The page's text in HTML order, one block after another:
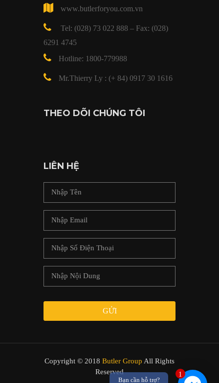
1
Bạn cần hỗ trợ?
www.butlerforyou.com.vn
Tel: (028) 73 022 888 – Fax: (028)
6291 4745
Hotline: 1800-779988
Mr.Thierry Ly : (+ 84) 0917 30 1616
THEO DÕI CHÚNG TÔI
LIÊN HỆ
GỬI
Copyright © 2018 Butler Group All Rights
Reserved